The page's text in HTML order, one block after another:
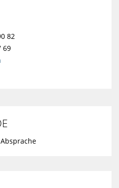
82
69